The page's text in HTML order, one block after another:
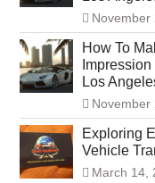
November
How To
Los
November
Exploring
Vehicle
March 14,